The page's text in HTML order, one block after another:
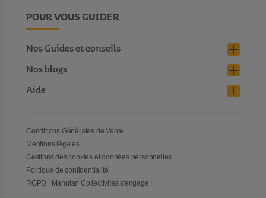
POUR VOUS GUIDER
Nos Guides et conseils
Nos blogs
Aide
Conditions Générales de Vente
Mentions légales
Gestions des cookies et données personnelles
Politique de confidentialité
RGPD : Manutan Collectivités s'engage !